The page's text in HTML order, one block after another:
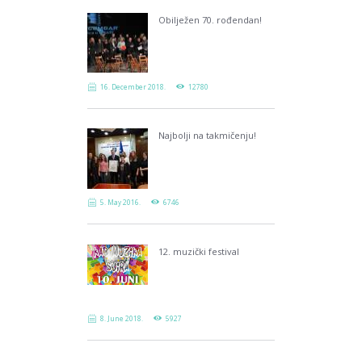
Obilježen 70. rođendan!
16. December 2018. 12780
Najbolji na takmičenju!
5. May 2016. 6746
12. muzički festival
8. June 2018. 5927